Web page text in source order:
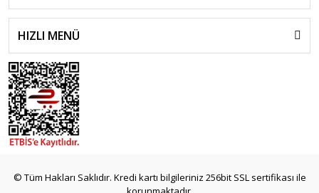
HIZLI MENÜ
© Tüm Hakları Saklıdır. Kredi kartı bilgileriniz 256bit SSL sertifikası ile